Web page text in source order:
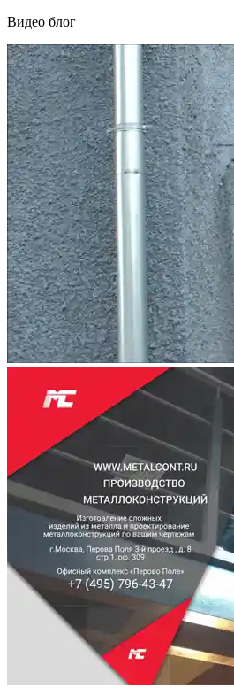
Видео блог